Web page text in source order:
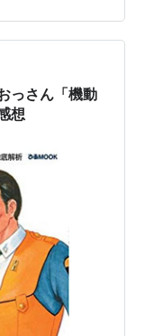
っさん「機動
想